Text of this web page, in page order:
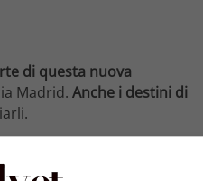
di questa nuova
Madrid. Anche i destini di